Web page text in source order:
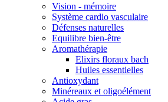
Vision - mémoire
Système cardio vasculaire
Défenses naturelles
Equilibre bien-être
Aromathérapie
Elixirs floraux bach
Huiles essentielles
Antioxydant
Minéreaux et oligoélément